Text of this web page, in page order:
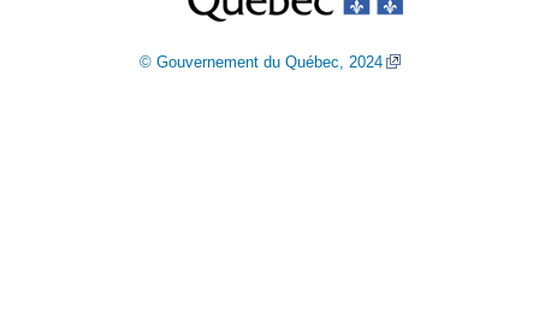
© Gouvernement du Québec, 2024